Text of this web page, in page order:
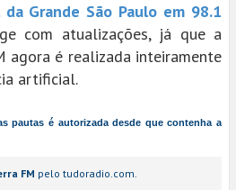
Grande São Paulo em 98.1
com atualizações, já que a
agora é realizada inteiramente
artificial.
pautas é autorizada desde que contenha a
FM pelo tudoradio.com.